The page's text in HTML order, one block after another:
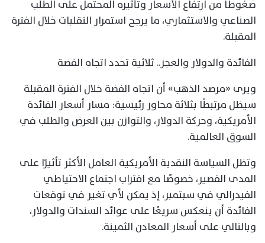
ضغوطًا من ارتفاع الأسعار وتأثيره المحتمل على الطلب
الصناعي والاستثماري، ما يرجح استمرار التقلبات خلال الفترة
المقبلة.
الفائدة والدولار والعجز.. ثلاثية تحدد اتجاه الفضة
ويرى «مرصد الذهب» أن اتجاه الفضة خلال الفترة المقبلة
سيظل مرتبطًا بثلاثة محاور رئيسية: مسار أسعار الفائدة
الأمريكية، وحركة الدولار، والتوازن بين العرض والطلب في
السوق العالمية.
وتظل السياسة النقدية الأمريكية العامل الأكثر تأثيرًا على
المدى القصير، خصوصًا مع اقتراب اجتماع الاحتياطي
الفيدرالي في سبتمبر، إذ يمكن لأي تغير في توقعات
الفائدة أن ينعكس سريعًا على عوائد السندات والدولار،
وبالتالي على أسعار المعادن الثمينة.